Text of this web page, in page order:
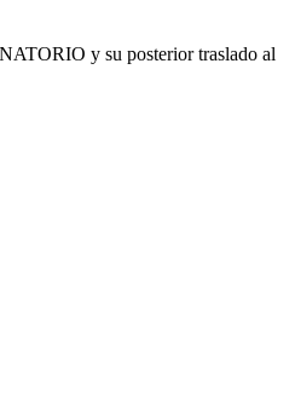
y su posterior traslado al